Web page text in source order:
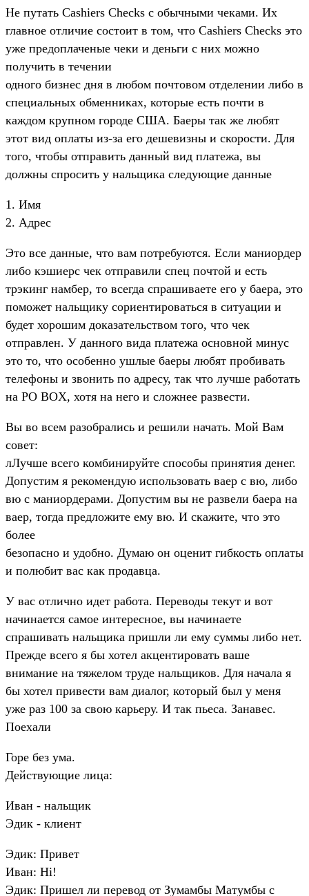
Не путать Cashiers Checks с обычными чеками. Их
главное отличие состоит в том, что Cashiers Checks это
уже предоплаченые чеки и деньги с них можно
получить в течении
одного бизнес дня в любом почтовом отделении либо в
специальных обменниках, которые есть почти в
каждом крупном городе США. Баеры так же любят
этот вид оплаты из-за его дешевизны и скорости. Для
того, чтобы отправить данный вид платежа, вы
должны спросить у нальщика следующие данные
1. Имя
2. Адрес
Это все данные, что вам потребуются. Если маниордер
либо кэшиерс чек отправили спец почтой и есть
трэкинг намбер, то всегда спрашиваете его у баера, это
поможет нальщику сориентироваться в ситуации и
будет хорошим доказательством того, что чек
отправлен. У данного вида платежа основной минус
это то, что особенно ушлые баеры любят пробивать
телефоны и звонить по адресу, так что лучше работать
на PO BOX, хотя на него и сложнее развести.
Вы во всем разобрались и решили начать. Мой Вам
совет:
лЛучше всего комбинируйте способы принятия денег.
Допустим я рекомендую использовать ваер с вю, либо
вю с маниордерами. Допустим вы не развели баера на
ваер, тогда предложите ему вю. И скажите, что это
более
безопасно и удобно. Думаю он оценит гибкость оплаты
и полюбит вас как продавца.
У вас отлично идет работа. Переводы текут и вот
начинается самое интересное, вы начинаете
спрашивать нальщика пришли ли ему суммы либо нет.
Прежде всего я бы хотел акцентировать ваше
внимание на тяжелом труде нальщиков. Для начала я
бы хотел привести вам диалог, который был у меня
уже раз 100 за свою карьеру. И так пьеса. Занавес.
Поехали
Горе без ума.
Действующие лица:
Иван - нальщик
Эдик - клиент
Эдик: Привет
Иван: Hi!
Эдик: Пришел ли перевод от Зумамбы Матумбы с